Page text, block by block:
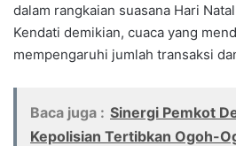
dalam rangkaian suasana Hari
Kendati demikian, cuaca yang
mempengaruhi jumlah transaksi
Baca juga : Sinergi Pemkot
Kepolisian Tertibkan Ogoh-